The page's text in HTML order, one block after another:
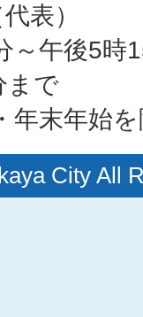
表）
～午後5時
まで
年末年始
City All